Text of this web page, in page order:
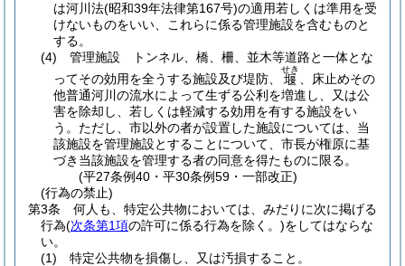
は河川法(昭和39年法律第167号)の適用若しくは準用を受
けないものをいい、これらに係る管理施設を含むものと
する。
(4)
管理施設 トンネル、橋、柵、並木等道路と一体とな
ってその効用を全うする施設及び堤防、
堰
せき
、床止めその
他普通河川の流水によって生ずる公利を増進し、又は公
害を除却し、若しくは軽減する効用を有する施設をい
う。 ただし、市以外の者が設置した施設については、当
該施設を管理施設とすることについて、市長が権原に基
づき当該施設を管理する者の同意を得たものに限る。
(平27条例40・平30条例59・一部改正)
(行為の禁止)
第3条
何人も、特定公共物においては、みだりに次に掲げる
行為(次条第1項の許可に係る行為を除く。)をしてはならな
い。
(1)
特定公共物を損傷し、又は汚損すること。